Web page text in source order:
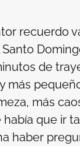
recuerdo
de
más
más
que ir
haber